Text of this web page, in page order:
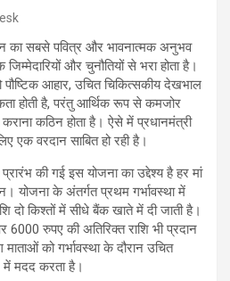
का सबसे पवित्र और भावनात्मक अनुभव
और चुनौतियों से भरा होता है।
पौष्टिक आहार, उचित चिकित्सकीय देखभाल
होती है, परंतु आर्थिक रूप से कमजोर
कठिन होता है। ऐसे में प्रधानमंत्री
एक वरदान साबित हो रही है।
प्रारंभ की गई इस योजना का उद्देश्य है हर मां
योजना के अंतर्गत प्रथम गर्भावस्था में
दो किश्तों में सीधे बैंक खाते में दी जाती है।
6000 रुपए की अतिरिक्त राशि भी प्रदान
को गर्भावस्था के दौरान उचित
मदद करता है।